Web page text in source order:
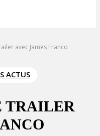
avec James Franco
ACTUS
TRAILER